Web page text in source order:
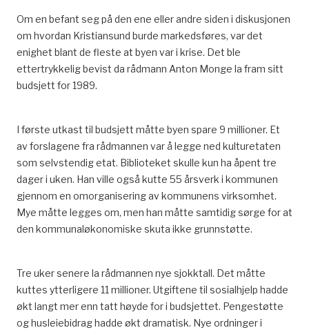
Om en befant seg på den ene eller andre siden i diskusjonen
om hvordan Kristiansund burde markedsføres, var det
enighet blant de fleste at byen var i krise. Det ble
ettertrykkelig bevist da rådmann Anton Monge la fram sitt
budsjett for 1989.
I første utkast til budsjett måtte byen spare 9 millioner. Et
av forslagene fra rådmannen var å legge ned kulturetaten
som selvstendig etat. Biblioteket skulle kun ha åpent tre
dager i uken. Han ville også kutte 55 årsverk i kommunen
gjennom en omorganisering av kommunens virksomhet.
Mye måtte legges om, men han måtte samtidig sørge for at
den kommunaløkonomiske skuta ikke grunnstøtte.
Tre uker senere la rådmannen nye sjokktall. Det måtte
kuttes ytterligere 11 millioner. Utgiftene til sosialhjelp hadde
økt langt mer enn tatt høyde for i budsjettet. Pengestøtte
og husleiebidrag hadde økt dramatisk. Nye ordninger i